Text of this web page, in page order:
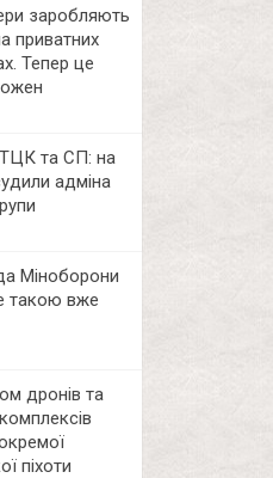
заробляють
приватних
Тепер це
ТЦК та СП: на
адміна
Міноборони
такою вже
дронів та
піхоти